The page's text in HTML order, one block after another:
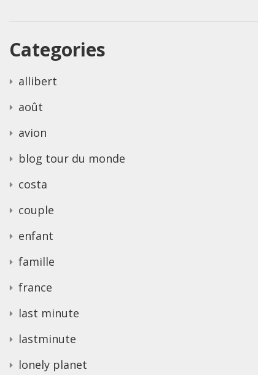
Categories
allibert
août
avion
blog tour du monde
costa
couple
enfant
famille
france
last minute
lastminute
lonely planet